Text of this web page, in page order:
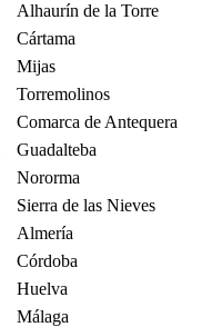
Alhaurín de la Torre
Cártama
Mijas
Torremolinos
Comarca de Antequera
Guadalteba
Nororma
Sierra de las Nieves
Almería
Córdoba
Huelva
Málaga